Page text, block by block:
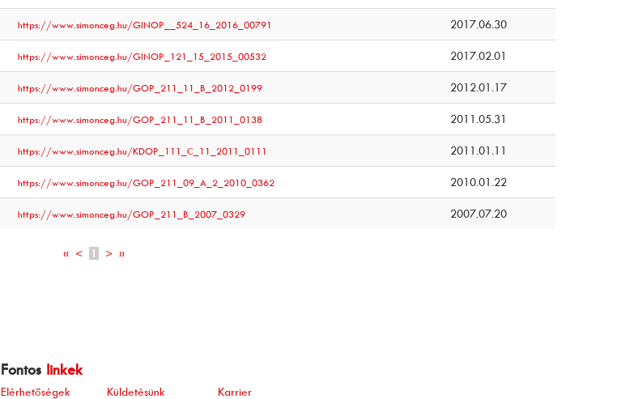
https://www.simonceg.hu/GINOP__524_16_2016_00791 2017.06.30
https://www.simonceg.hu/GINOP_121_15_2015_00532 2017.02.01
https://www.simonceg.hu/GOP_211_11_B_2012_0199 2012.01.17
https://www.simonceg.hu/GOP_211_11_B_2011_0138 2011.05.31
https://www.simonceg.hu/KDOP_111_C_11_2011_0111 2011.01.11
https://www.simonceg.hu/GOP_211_09_A_2_2010_0362 2010.01.22
https://www.simonceg.hu/GOP_211_B_2007_0329 2007.07.20
« < 1 > »
Fontos linkek
Elérhetőségek Küldetésünk Karrier